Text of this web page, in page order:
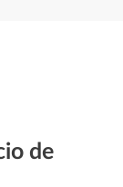
de